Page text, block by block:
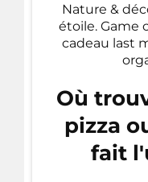
Nature &
étoile. Game
cadeau last
Où
pizza
fait